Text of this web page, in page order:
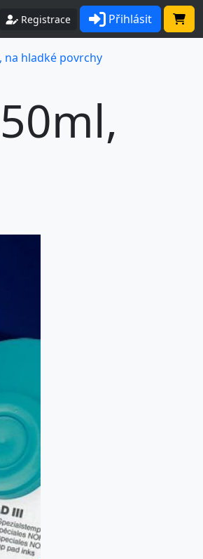
Registrace Přihlásit
na hladké povrchy